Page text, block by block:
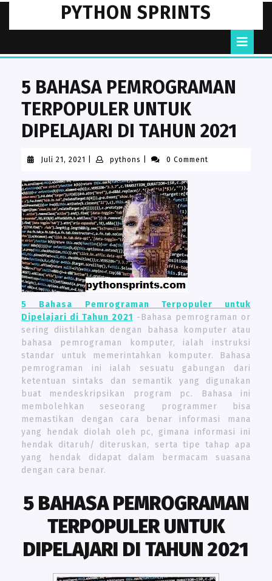
content
PYTHON SPRINTS
5 BAHASA PEMROGRAMAN
TERPOPULER UNTUK
DIPELAJARI DI TAHUN 2021
Juli 21, 2021
Juli
2021
pythons pythons0 Comment
5 Bahasa Pemrograman Terpopuler untuk
Dipelajari di Tahun 2021 -Bahasa pemrograman or
sering diistilahkan dengan bahasa komputer atau
bahasa pemrograman komputer, ialah instruksi
standar untuk memerintahkan komputer. Bahasa
pemrograman ini ialah sesuatu gabungan dari
ketentuan sintaks dan semantik yang digunakan
buat mendeskripsikan program pc. Bahasa ini
membolehkan seseorang programmer bisa
memastikan dengan cara benar informasi mana
yang hendak diolah oleh pc, gimana informasi ini
hendak ditaruh/ diteruskan, serta tipe tahap apa
yang hendak didapat dalam bermacam suasana
dengan cara benar.
5 BAHASA PEMROGRAMAN
TERPOPULER UNTUK
DIPELAJARI DI TAHUN 2021